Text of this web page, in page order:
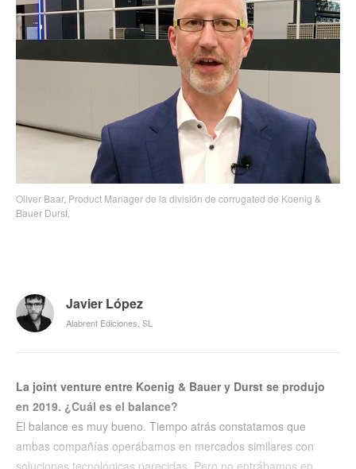
Oliver Baar, Product Manager de la división de corrugated de Koenig &
Bauer Durst.
Javier López
Alabrent Ediciones, SL
La joint venture entre Koenig & Bauer y Durst se produjo
en 2019. ¿Cuál es el balance?
El balance es muy bueno. Tiempo atrás constatamos que
ambas compañías operábamos en mercados similares con